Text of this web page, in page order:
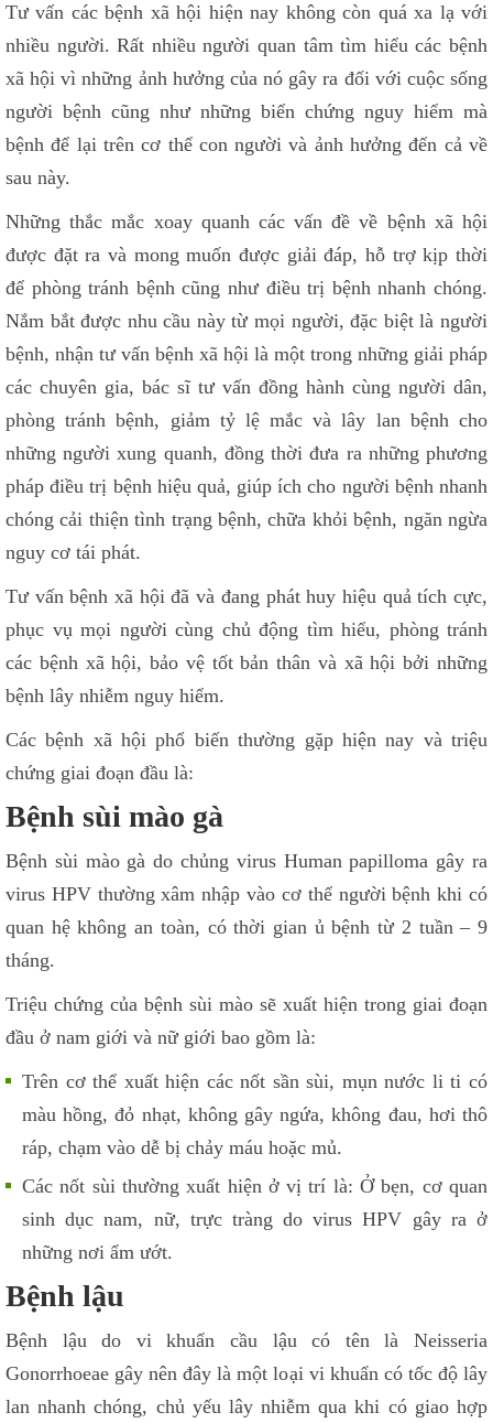
Tư vấn các bệnh xã hội hiện nay không còn quá xa lạ với
nhiều người. Rất nhiều người quan tâm tìm hiểu các bệnh
xã hội vì những ảnh hưởng của nó gây ra đối với cuộc sống
người bệnh cũng như những biến chứng nguy hiểm mà
bệnh để lại trên cơ thể con người và ảnh hưởng đến cả về
sau này.
Những thắc mắc xoay quanh các vấn đề về bệnh xã hội
được đặt ra và mong muốn được giải đáp, hỗ trợ kịp thời
để phòng tránh bệnh cũng như điều trị bệnh nhanh chóng.
Nắm bắt được nhu cầu này từ mọi người, đặc biệt là người
bệnh, nhận tư vấn bệnh xã hội là một trong những giải pháp
các chuyên gia, bác sĩ tư vấn đồng hành cùng người dân,
phòng tránh bệnh, giảm tỷ lệ mắc và lây lan bệnh cho
những người xung quanh, đồng thời đưa ra những phương
pháp điều trị bệnh hiệu quả, giúp ích cho người bệnh nhanh
chóng cải thiện tình trạng bệnh, chữa khỏi bệnh, ngăn ngừa
nguy cơ tái phát.
Tư vấn bệnh xã hội đã và đang phát huy hiệu quả tích cực,
phục vụ mọi người cùng chủ động tìm hiểu, phòng tránh
các bệnh xã hội, bảo vệ tốt bản thân và xã hội bởi những
bệnh lây nhiễm nguy hiểm.
Các bệnh xã hội phổ biến thường gặp hiện nay và triệu
chứng giai đoạn đầu là:
Bệnh sùi mào gà
Bệnh sùi mào gà do chủng virus Human papilloma gây ra
virus HPV thường xâm nhập vào cơ thể người bệnh khi có
quan hệ không an toàn, có thời gian ủ bệnh từ 2 tuần – 9
tháng.
Triệu chứng của bệnh sùi mào sẽ xuất hiện trong giai đoạn
đầu ở nam giới và nữ giới bao gồm là:
Trên cơ thể xuất hiện các nốt sần sùi, mụn nước li ti có
màu hồng, đỏ nhạt, không gây ngứa, không đau, hơi thô
ráp, chạm vào dễ bị chảy máu hoặc mủ.
Các nốt sùi thường xuất hiện ở vị trí là: Ở bẹn, cơ quan
sinh dục nam, nữ, trực tràng do virus HPV gây ra ở
những nơi ẩm ướt.
Bệnh lậu
Bệnh lậu do vi khuẩn cầu lậu có tên là Neisseria
Gonorrhoeae gây nên đây là một loại vi khuẩn có tốc độ lây
lan nhanh chóng, chủ yếu lây nhiễm qua khi có giao hợp